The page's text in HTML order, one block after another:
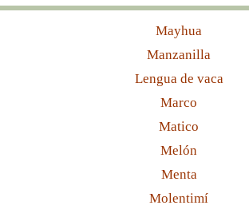
Mayhua
Manzanilla
Lengua de vaca
Marco
Matico
Melón
Menta
Molentimí